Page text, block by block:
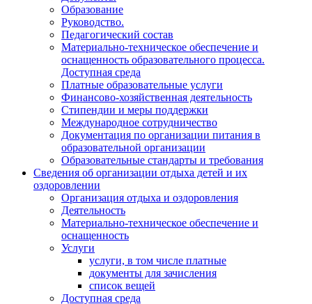
Образование
Руководство.
Педагогический состав
Материально-техническое обеспечение и
оснащенность образовательного процесса.
Доступная среда
Платные образовательные услуги
Финансово-хозяйственная деятельность
Стипендии и меры поддержки
Международное сотрудничество
Документация по организации питания в
образовательной организации
Образовательные стандарты и требования
Сведения об организации отдыха детей и их
оздоровлении
Организация отдыха и оздоровления
Деятельность
Материально-техническое обеспечение и
оснащенность
Услуги
услуги, в том числе платные
документы для зачисления
список вещей
Доступная среда